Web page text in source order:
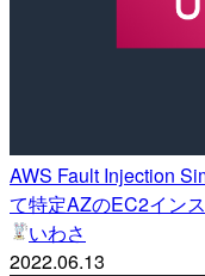
AWS Fault Injection
て特定AZのEC2イン
いわさ
2022.06.13